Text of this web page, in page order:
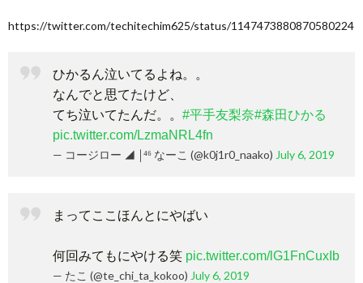
https://twitter.com/techitechim625/status/1147473880870580224
ひかるん泣いてるよね。。
なんでと思てたけど、
てち泣いてたんだ。。 #平手友梨奈#森田ひかる
pic.twitter.com/LzmaNRL4fn
— コージロー ◢ ￨⁴⁶ なーこ (@k0j1r0_naako) July 6, 2019
まってここほんとにやばい
何回みてもにやける笑 pic.twitter.com/lG1FnCuxIb
— たこ (@te_chi_ta_kokoo) July 6, 2019